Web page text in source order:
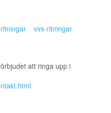
vvs-ritningar
att ringa upp i